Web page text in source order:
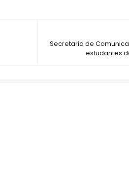
Secretaria de
estudantes